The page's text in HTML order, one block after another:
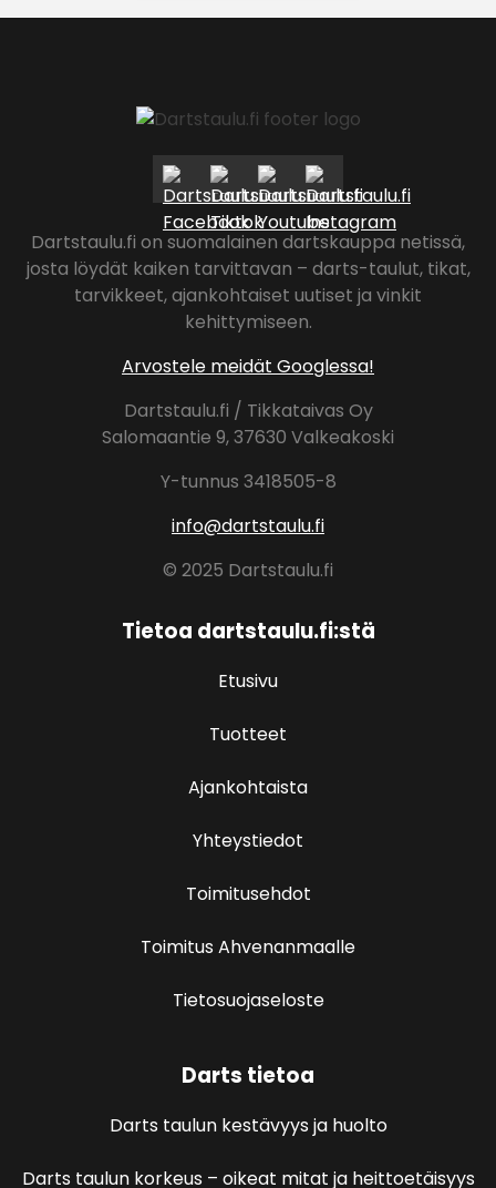
Dartstaulu.fi on suomalainen dartskauppa netissä,
josta löydät kaiken tarvittavan – darts-taulut, tikat,
tarvikkeet, ajankohtaiset uutiset ja vinkit
kehittymiseen.
Arvostele meidät Googlessa!
Dartstaulu.fi / Tikkataivas Oy
Salomaantie 9, 37630 Valkeakoski
Y-tunnus 3418505-8
info@dartstaulu.fi
© 2025 Dartstaulu.fi
Tietoa dartstaulu.fi:stä
Etusivu
Tuotteet
Ajankohtaista
Yhteystiedot
Toimitusehdot
Toimitus Ahvenanmaalle
Tietosuojaseloste
Darts tietoa
Darts taulun kestävyys ja huolto
Darts taulun korkeus – oikeat mitat ja heittoetäisyys